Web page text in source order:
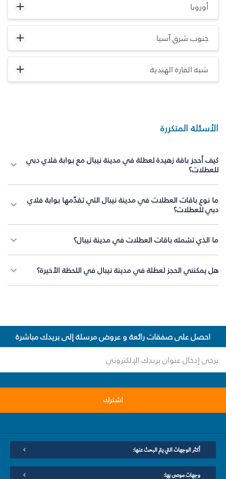
أوروبا
جنوب شرق آسيا
شبه القارة الهندية
الأسئلة المتكررة
كيف أحجز باقة زهيدة لعطلة في مدينة نيبال مع بوابة فلاي دبي
للعطلات؟
ما نوع باقات العطلات في مدينة نيبال التي تقدّمها بوابة فلاي
دبي للعطلات؟
ما الذي تشمله باقات العطلات في مدينة نيبال؟
هل يمكنني الحجز لعطلة في مدينة نيبال في اللحظة الأخيرة؟
احصل على صفقات رائعة و عروض مرسلة إلى بريدك مباشرة
اشترك
أكثر الوجهات التي يتم البحث عنها:
وجهات موصى بها: